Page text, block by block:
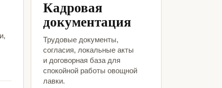
Кадровая
документация
Трудовые документы,
согласия, локальные акты
и договорная база для
спокойной работы овощной
лавки.